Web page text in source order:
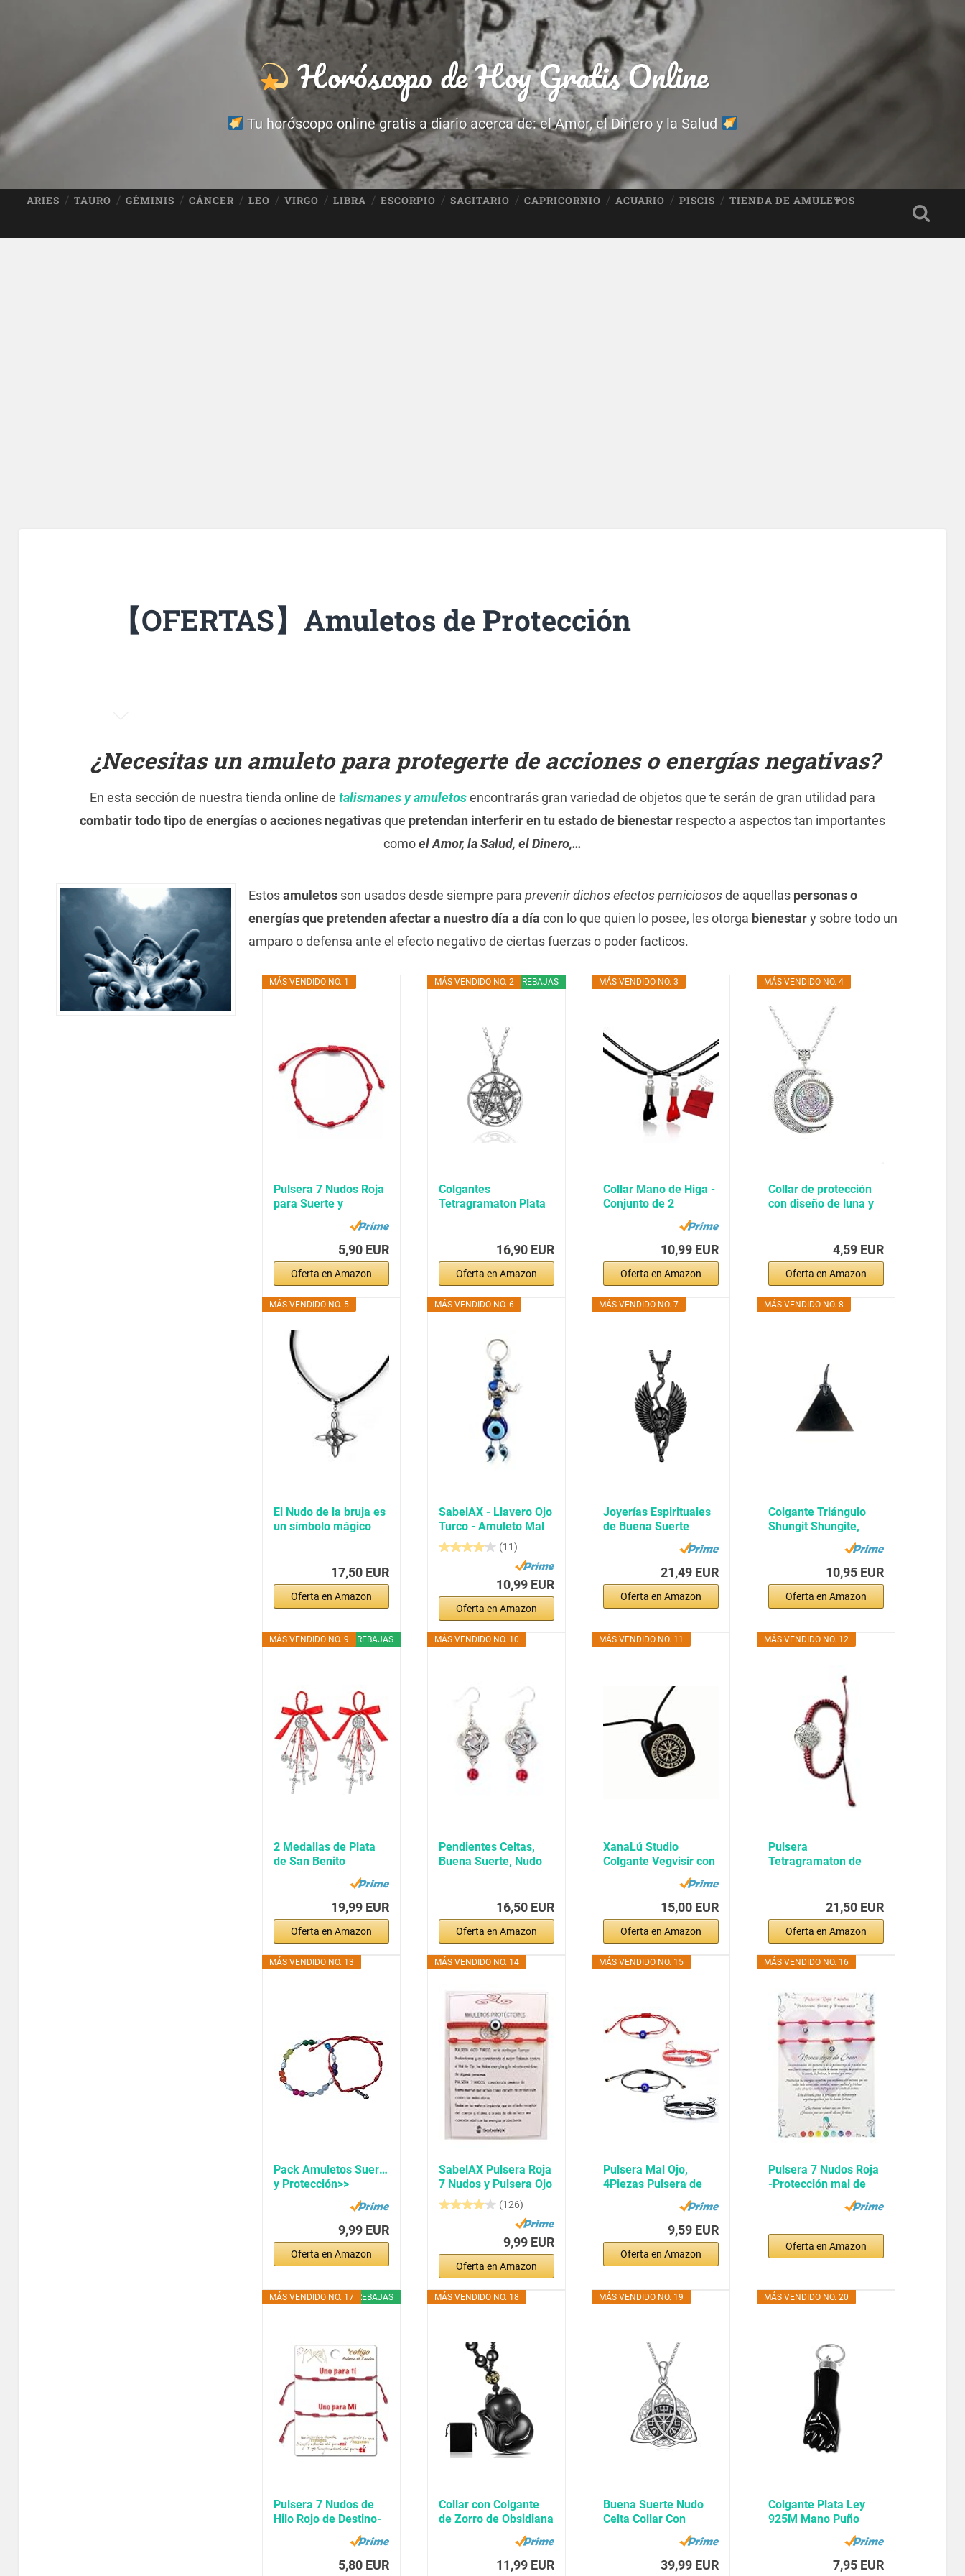
Horóscopo de Hoy Gratis Online
Tu horóscopo online gratis a diario acerca de: el Amor, el Dinero y la Salud
ARIES TAURO GÉMINIS CÁNCER LEO VIRGO LIBRA ESCORPIO SAGITARIO CAPRICORNIO ACUARIO PISCIS TIENDA DE AMULETOS
【OFERTAS】Amuletos de Protección
¿Necesitas un amuleto para protegerte de acciones o energías negativas?
En esta sección de nuestra tienda online de talismanes y amuletosencontrarás gran variedad de objetos que te serán de gran utilidad para
combatir todo tipo de energías o acciones negativasque pretendan interferir en tu estado de bienestarrespecto a aspectos tan importantes
comoel Amor, la Salud, el Dinero,…
Estosamuletos son usados desde siempre paraprevenir dichos efectos perniciososde aquellas personas o
energías que pretenden afectar a nuestro día a día con lo que quien lo posee, les otorga bienestary sobre todo un
amparo o defensa ante el efecto negativo de ciertas fuerzas o poder facticos.
MÁS VENDIDO NO. 1
Pulsera 7 Nudos Roja
para Suerte y
5,90 EUR
Oferta en Amazon
REBAJAS
MÁS VENDIDO NO. 2
Colgantes
Tetragramaton Plata
16,90 EUR
Oferta en Amazon
MÁS VENDIDO NO. 3
Collar Mano de Higa -
Conjunto de 2
amuletos de la...
10,99 EUR
Oferta en Amazon
MÁS VENDIDO NO. 4
Collar de protección
con diseño de luna y
4,59 EUR
Oferta en Amazon
MÁS VENDIDO NO. 5
El Nudo de la bruja es
un símbolo mágico
17,50 EUR
Oferta en Amazon
MÁS VENDIDO NO. 6
SabelAX - Llavero Ojo
Turco - Amuleto Mal
de Ojo -...
(11)
10,99 EUR
Oferta en Amazon
MÁS VENDIDO NO. 7
Joyerías Espirituales
de Buena Suerte
21,49 EUR
Oferta en Amazon
MÁS VENDIDO NO. 8
Colgante Triángulo
Shungit Shungite,
10,95 EUR
Oferta en Amazon
REBAJAS
MÁS VENDIDO NO. 9
2 Medallas de Plata
de San Benito
19,99 EUR
Oferta en Amazon
MÁS VENDIDO NO. 10
Pendientes Celtas,
Buena Suerte, Nudo
16,50 EUR
Oferta en Amazon
MÁS VENDIDO NO. 11
XanaLú Studio
Colgante Vegvisir con
15,00 EUR
Oferta en Amazon
MÁS VENDIDO NO. 12
Pulsera
Tetragramaton de
21,50 EUR
Oferta en Amazon
MÁS VENDIDO NO. 13
Pack Amuletos Suerte
y Protección>>
9,99 EUR
Oferta en Amazon
MÁS VENDIDO NO. 14
SabelAX Pulsera Roja
7 Nudos y Pulsera Ojo
Turco,...
(126)
9,99 EUR
Oferta en Amazon
MÁS VENDIDO NO. 15
Pulsera Mal Ojo,
4Piezas Pulsera de
9,59 EUR
Oferta en Amazon
MÁS VENDIDO NO. 16
Pulsera 7 Nudos Roja
-Protección mal de
Oferta en Amazon
REBAJAS
MÁS VENDIDO NO. 17
Pulsera 7 Nudos de
Hilo Rojo de Destino-
5,80 EUR
MÁS VENDIDO NO. 18
Collar con Colgante
de Zorro de Obsidiana
11,99 EUR
MÁS VENDIDO NO. 19
Buena Suerte Nudo
Celta Collar Con
39,99 EUR
MÁS VENDIDO NO. 20
Colgante Plata Ley
925M Mano Puño
7,95 EUR